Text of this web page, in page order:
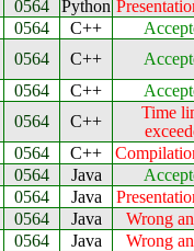
0564 Python
0564 C++
0564 C++
0564 C++
0564 C++
Time
0564 C++
0564 Java
0564 Java
0564 Java
Wrong
0564 Java
Wrong